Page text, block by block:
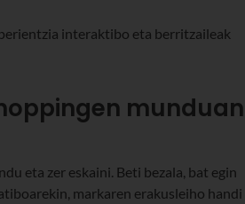
interaktibo eta berritzaileak
munduan
eta zer eskaini. Beti bezala, bat egin
markaren erakusleiho handi